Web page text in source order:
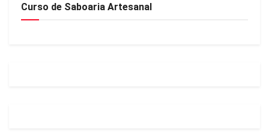
Curso de Saboaria Artesanal